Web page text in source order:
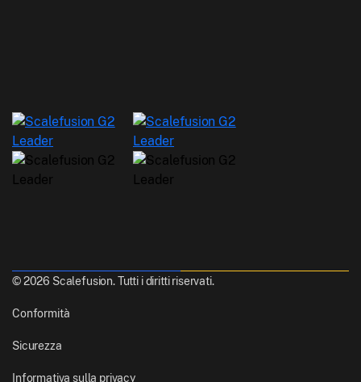
© 2026 Scalefusion. Tutti i diritti riservati.
Conformità
Sicurezza
Informativa sulla privacy